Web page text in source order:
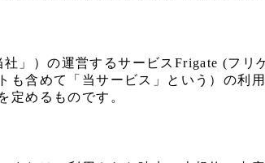
」）の運営するサービスFrigate (フリ
も含めて「当サービス」という）の利
定めるものです。